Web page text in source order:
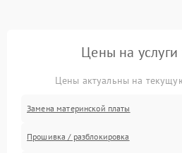
Цены на
Цены актуальны на
Замена материнской платы
Прошивка / разблокировка